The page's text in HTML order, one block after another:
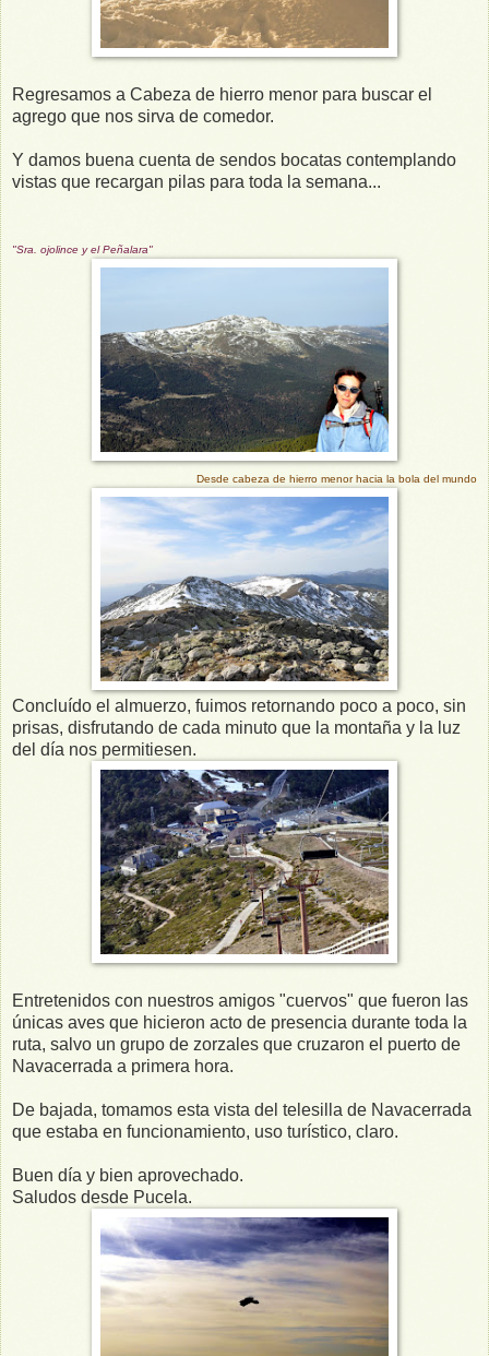
Regresamos a Cabeza de hierro menor para buscar el
agrego que nos sirva de comedor.
Y damos buena cuenta de sendos bocatas contemplando
vistas que recargan pilas para toda la semana...
"Sra. ojolince y el Peñalara"
Desde cabeza de hierro menor hacia la bola del mundo
Concluído el almuerzo, fuimos retornando poco a poco, sin
prisas, disfrutando de cada minuto que la montaña y la luz
del día nos permitiesen.
Entretenidos con nuestros amigos "cuervos" que fueron las
únicas aves que hicieron acto de presencia durante toda la
ruta, salvo un grupo de zorzales que cruzaron el puerto de
Navacerrada a primera hora.
De bajada, tomamos esta vista del telesilla de Navacerrada
que estaba en funcionamiento, uso turístico, claro.
Buen día y bien aprovechado.
Saludos desde Pucela.